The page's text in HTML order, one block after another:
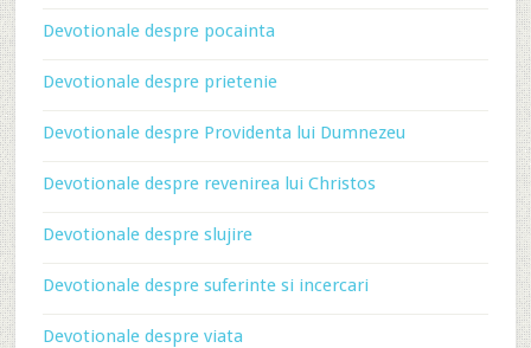
Devotionale despre pocainta
Devotionale despre prietenie
Devotionale despre Providenta lui Dumnezeu
Devotionale despre revenirea lui Christos
Devotionale despre slujire
Devotionale despre suferinte si incercari
Devotionale despre viata